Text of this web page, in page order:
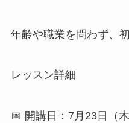
年齢や職業を問わず、
レッスン詳細
📅 開講日：7月23日（木